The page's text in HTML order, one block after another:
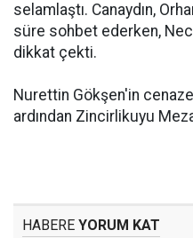
selamlaştı. Canaydın,
süre sohbet ederken,
dikkat çekti.
Nurettin Gökşen'in
ardından Zincirlikuyu
HABERE YORUM KAT